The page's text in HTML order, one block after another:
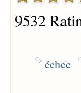
9532
échec